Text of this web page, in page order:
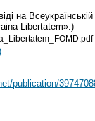
на
Libertatem».)
publication/